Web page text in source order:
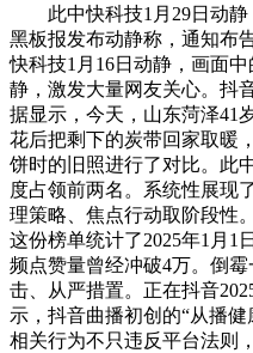
此中快科技1月29日动静
黑板报发布动静称，通知布
快科技1月16日动静，画面
静，激发大量网友关心。抖
据显示，今天，山东菏泽41
花后把剩下的炭带回家取暖
饼时的旧照进行了对比。此
度占领前两名。系统性展现
理策略、焦点行动取阶段性
这份榜单统计了2025年1月1
频点赞量曾经冲破4万。倒
击、从严措置。正在抖音
示，抖音曲播初创的“从播
相关行为不只违反平台法则